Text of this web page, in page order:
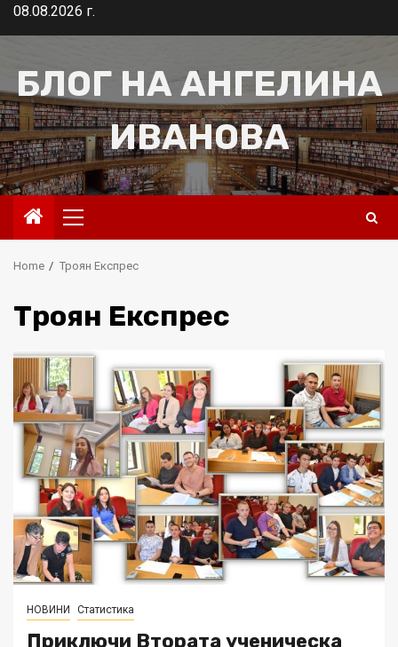
Skip08.08.2026 г.
БЛОГ НА АНГЕЛИНА
ИВАНОВА
Primary
Menu
Home Троян Експрес
Троян Експрес
НОВИНИ Статистика
Приключи Втората ученическа